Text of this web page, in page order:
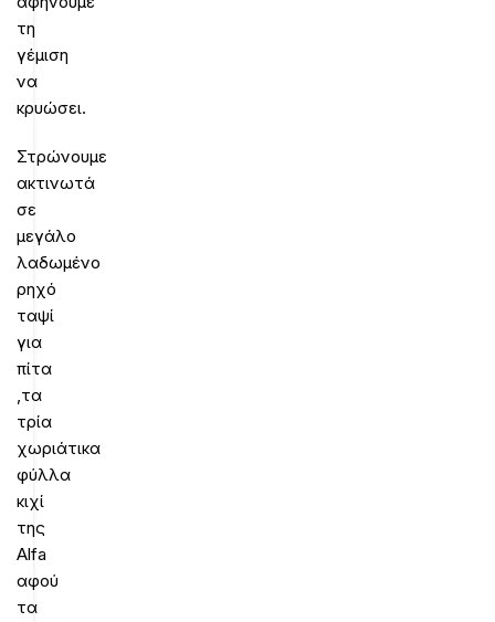
τη
γέμιση
να
κρυώσει.
Στρώνουμε
ακτινωτά
σε
μεγάλο
λαδωμένο
ρηχό
ταψί
για
πίτα
,τα
τρία
χωριάτικα
φύλλα
κιχί
της
Alfa
αφού
τα